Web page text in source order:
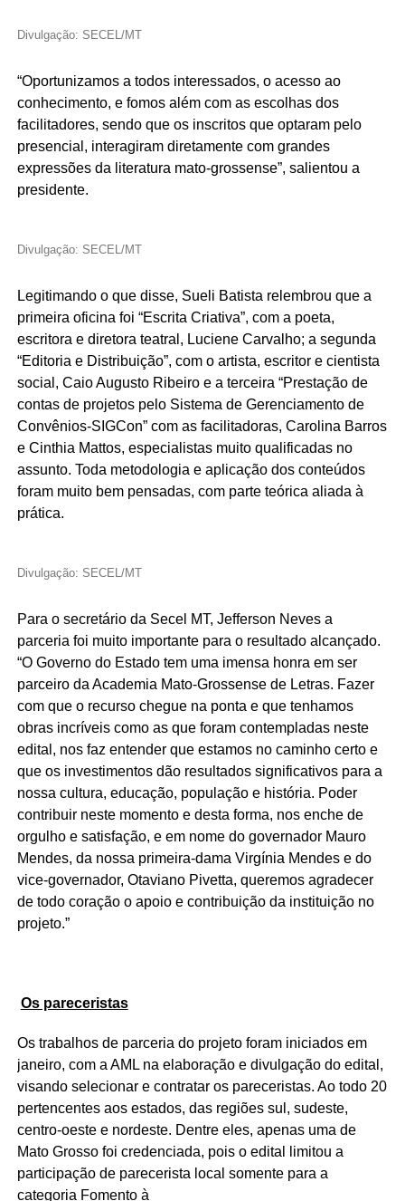
Divulgação: SECEL/MT
“Oportunizamos a todos interessados, o acesso ao
conhecimento, e fomos além com as escolhas dos
facilitadores, sendo que os inscritos que optaram pelo
presencial, interagiram diretamente com grandes
expressões da literatura mato-grossense”, salientou a
presidente.
Divulgação: SECEL/MT
Legitimando o que disse, Sueli Batista relembrou que a
primeira oficina foi “Escrita Criativa”, com a poeta,
escritora e diretora teatral, Luciene Carvalho; a segunda
“Editoria e Distribuição”, com o artista, escritor e cientista
social, Caio Augusto Ribeiro e a terceira “Prestação de
contas de projetos pelo Sistema de Gerenciamento de
Convênios-SIGCon” com as facilitadoras, Carolina Barros
e Cinthia Mattos, especialistas muito qualificadas no
assunto. Toda metodologia e aplicação dos conteúdos
foram muito bem pensadas, com parte teórica aliada à
prática.
Divulgação: SECEL/MT
Para o secretário da Secel MT, Jefferson Neves a
parceria foi muito importante para o resultado alcançado.
“O Governo do Estado tem uma imensa honra em ser
parceiro da Academia Mato-Grossense de Letras. Fazer
com que o recurso chegue na ponta e que tenhamos
obras incríveis como as que foram contempladas neste
edital, nos faz entender que estamos no caminho certo e
que os investimentos dão resultados significativos para a
nossa cultura, educação, população e história. Poder
contribuir neste momento e desta forma, nos enche de
orgulho e satisfação, e em nome do governador Mauro
Mendes, da nossa primeira-dama Virgínia Mendes e do
vice-governador, Otaviano Pivetta, queremos agradecer
de todo coração o apoio e contribuição da instituição no
projeto.”
Os pareceristas
Os trabalhos de parceria do projeto foram iniciados em
janeiro, com a AML na elaboração e divulgação do edital,
visando selecionar e contratar os pareceristas. Ao todo 20
pertencentes aos estados, das regiões sul, sudeste,
centro-oeste e nordeste. Dentre eles, apenas uma de
Mato Grosso foi credenciada, pois o edital limitou a
participação de parecerista local somente para a
categoria Fomento à